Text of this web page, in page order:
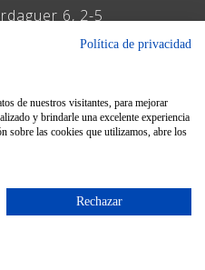
6, 2-5
Política de privacidad
de nuestros visitantes, para mejorar
y brindarle una excelente experiencia
sobre las cookies que utilizamos, abre los
Rechazar